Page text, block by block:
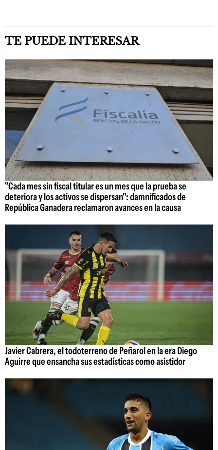
TE PUEDE INTERESAR
"Cada mes sin fiscal titular es un mes que la prueba se
deteriora y los activos se dispersan": damnificados de
República Ganadera reclamaron avances en la causa
Javier Cabrera, el todoterreno de Peñarol en la era Diego
Aguirre que ensancha sus estadísticas como asistidor